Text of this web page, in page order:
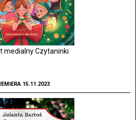
medialny Czytaninki
15.11.2023